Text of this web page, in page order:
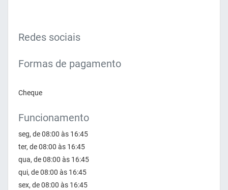
Redes sociais
Formas de pagamento
Cheque
Funcionamento
seg, de 08:00 às 16:45
ter, de 08:00 às 16:45
qua, de 08:00 às 16:45
qui, de 08:00 às 16:45
sex, de 08:00 às 16:45